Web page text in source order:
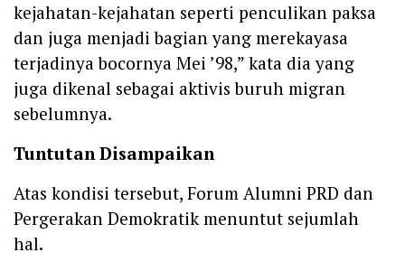
kejahatan-kejahatan seperti penculikan paksa
dan juga menjadi bagian yang merekayasa
terjadinya bocornya Mei ’98,” kata dia yang
juga dikenal sebagai aktivis buruh migran
sebelumnya.
Tuntutan Disampaikan
‎Atas kondisi tersebut, Forum Alumni PRD dan
Pergerakan Demokratik menuntut sejumlah
hal.